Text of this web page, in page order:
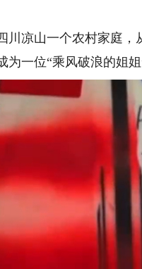
凉山一个农村家庭，
为一位“乘风破浪的姐